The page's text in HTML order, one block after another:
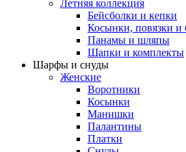
Летняя коллекция
Бейсболки и кепки
Косынки, повязки и
Панамы и шляпы
Шапки и комплекты
Шарфы и снуды
Женские
Воротники
Косынки
Манишки
Палантины
Платки